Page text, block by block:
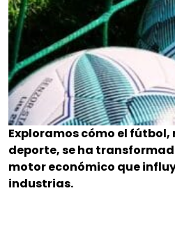
Exploramos cómo el fútbol,
deporte, se ha
motor económico que
industrias.